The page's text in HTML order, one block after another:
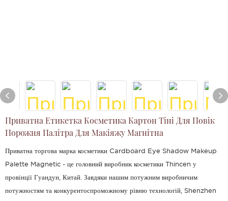
Приватна Етикетка Косметика Картон Тіні Для Повік
Порожня Палітра Для Макіяжу Магнітна
Приватна торгова марка косметики Cardboard Eye Shadow Makeup
Palette Magnetic - це головний виробник косметики Thincen у
провінції Гуандун, Китай. Завдяки нашим потужним виробничим
потужностям та конкурентоспроможному рівню технологій, Shenzhen